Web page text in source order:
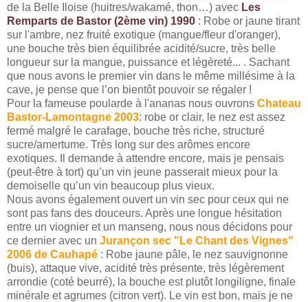
de la Belle Iloise (huitres/wakamé, thon…) avec Les
Remparts de Bastor (2ème vin) 1990 : Robe or jaune tirant
sur l'ambre, nez fruité exotique (mangue/fleur d'oranger),
une bouche très bien équilibrée acidité/sucre, très belle
longueur sur la mangue, puissance et légèreté... . Sachant
que nous avons le premier vin dans le même millésime à la
cave, je pense que l’on bientôt pouvoir se régaler !
Pour la fameuse poularde à l'ananas nous ouvrons Chateau
Bastor-Lamontagne 2003: robe or clair, le nez est assez
fermé malgré le carafage, bouche très riche, structuré
sucre/amertume. Très long sur des arômes encore
exotiques. Il demande à attendre encore, mais je pensais
(peut-être à tort) qu’un vin jeune passerait mieux pour la
demoiselle qu’un vin beaucoup plus vieux.
Nous avons également ouvert un vin sec pour ceux qui ne
sont pas fans des douceurs. Après une longue hésitation
entre un viognier et un manseng, nous nous décidons pour
ce dernier avec un Jurançon sec "Le Chant des Vignes"
2006 de Cauhapé : Robe jaune pâle, le nez sauvignonne
(buis), attaque vive, acidité très présente, très légèrement
arrondie (coté beurré), la bouche est plutôt longiligne, finale
minérale et agrumes (citron vert). Le vin est bon, mais je ne